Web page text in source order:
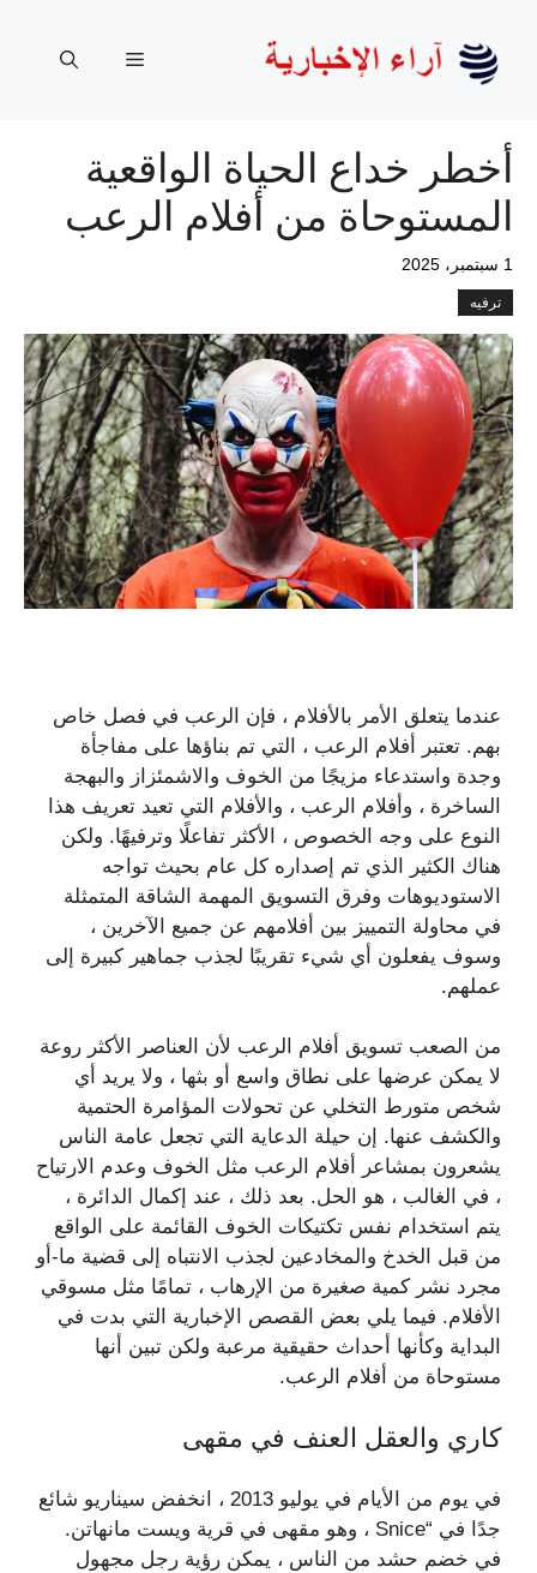
المحتوى
القائمة
أخطر خداع الحياة الواقعية
المستوحاة من أفلام الرعب
1 سبتمبر، 2025
ترفيه
عندما يتعلق الأمر بالأفلام ، فإن الرعب في فصل خاص
بهم. تعتبر أفلام الرعب ، التي تم بناؤها على مفاجأة
وجدة واستدعاء مزيجًا من الخوف والاشمئزاز والبهجة
الساخرة ، وأفلام الرعب ، والأفلام التي تعيد تعريف هذا
النوع على وجه الخصوص ، الأكثر تفاعلًا وترفيهًا. ولكن
هناك الكثير الذي تم إصداره كل عام بحيث تواجه
الاستوديوهات وفرق التسويق المهمة الشاقة المتمثلة
في محاولة التمييز بين أفلامهم عن جميع الآخرين ،
وسوف يفعلون أي شيء تقريبًا لجذب جماهير كبيرة إلى
عملهم.
من الصعب تسويق أفلام الرعب لأن العناصر الأكثر روعة
لا يمكن عرضها على نطاق واسع أو بثها ، ولا يريد أي
شخص متورط التخلي عن تحولات المؤامرة الحتمية
والكشف عنها. إن حيلة الدعاية التي تجعل عامة الناس
يشعرون بمشاعر أفلام الرعب مثل الخوف وعدم الارتياح
، في الغالب ، هو الحل. بعد ذلك ، عند إكمال الدائرة ،
يتم استخدام نفس تكتيكات الخوف القائمة على الواقع
من قبل الخدخ والمخادعين لجذب الانتباه إلى قضية ما-أو
مجرد نشر كمية صغيرة من الإرهاب ، تمامًا مثل مسوقي
الأفلام. فيما يلي بعض القصص الإخبارية التي بدت في
البداية وكأنها أحداث حقيقية مرعبة ولكن تبين أنها
مستوحاة من أفلام الرعب.
كاري والعقل العنف في مقهى
في يوم من الأيام في يوليو 2013 ، انخفض سيناريو شائع
جدًا في “Snice ، وهو مقهى في قرية ويست مانهاتن.
في خضم حشد من الناس ، يمكن رؤية رجل مجهول